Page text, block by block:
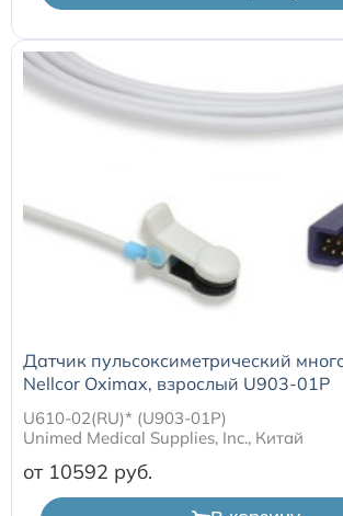
Датчик пульсоксиметрический
Nellcor Oximax, взрослый U903-01P
U610-02(RU)* (U903-01P)
Unimed Medical Supplies, Inc., Китай
от 10592